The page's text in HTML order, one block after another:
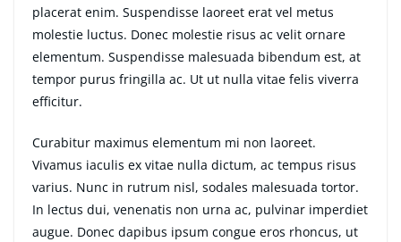
placerat enim. Suspendisse laoreet erat vel metus
molestie luctus. Donec molestie risus ac velit ornare
elementum. Suspendisse malesuada bibendum est, at
tempor purus fringilla ac. Ut ut nulla vitae felis viverra
efficitur.
Curabitur maximus elementum mi non laoreet.
Vivamus iaculis ex vitae nulla dictum, ac tempus risus
varius. Nunc in rutrum nisl, sodales malesuada tortor.
In lectus dui, venenatis non urna ac, pulvinar imperdiet
augue. Donec dapibus ipsum congue eros rhoncus, ut